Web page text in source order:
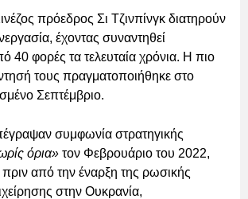
πρόεδρος Σι Τζινπίνγκ διατηρούν
έχοντας συναντηθεί
40 φορές τα τελευταία χρόνια. Η πιο
τους πραγματοποιήθηκε στο
Σεπτέμβριο.
συμφωνία στρατηγικής
όρια» τον Φεβρουάριο του 2022,
πριν από την έναρξη της ρωσικής
στην Ουκρανία,